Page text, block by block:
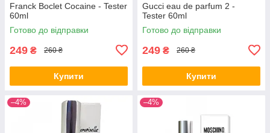
Franck Boclet Cocaine - Tester
60ml
Готово до відправки
249 ₴ 260 ₴
Купити
Gucci eau de parfum 2 -
Tester 60ml
Готово до відправки
249 ₴ 260 ₴
Купити
–4% –4%